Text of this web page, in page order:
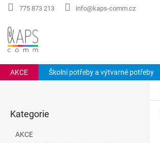
Přejít
775 873 213 info@kaps-comm.cz
AKCE Školní potřeby a výtvarné potřeby
kategorie
Kategorie
AKCE